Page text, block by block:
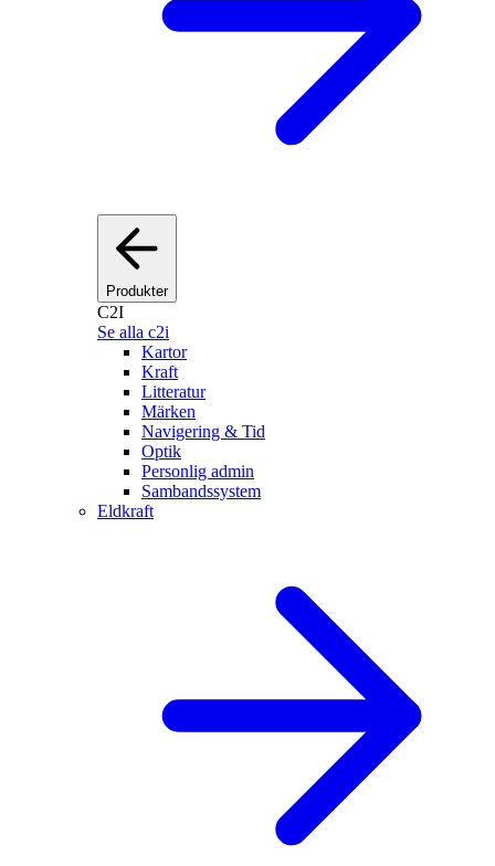
Produkter
C2I
Se alla c2i
Kartor
Kraft
Litteratur
Märken
Navigering & Tid
Optik
Personlig admin
Sambandssystem
Eldkraft